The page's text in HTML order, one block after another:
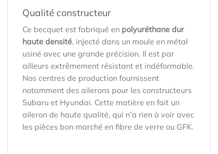
Qualité constructeur
Ce becquet est fabriqué en polyuréthane dur
haute densité, injecté dans un moule en métal
usiné avec une grande précision. Il est par
ailleurs extrêmement résistant et indéformable.
Nos centres de production fournissent
notamment des ailerons pour les constructeurs
Subaru et Hyundai. Cette matière en fait un
aileron de haute qualité, qui n’a rien à voir avec
les pièces bon marché en fibre de verre ou GFK.